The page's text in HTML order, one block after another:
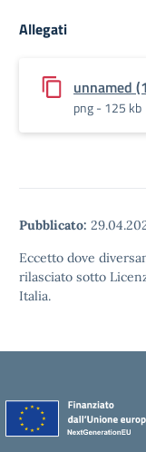
Allegati
unnamed
png - 125 kb
Pubblicato:
Eccetto dove
rilasciato sotto
Italia.